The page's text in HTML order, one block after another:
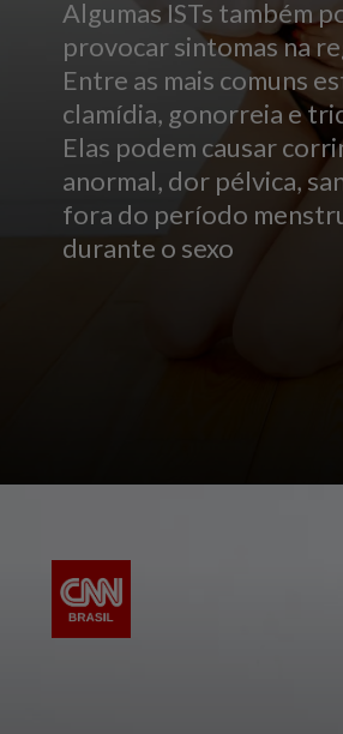
Algumas ISTs também
provocar sintomas na
Entre as mais comuns
clamídia, gonorreia e
Elas podem causar
anormal, dor pélvica,
fora do período
durante o sexo